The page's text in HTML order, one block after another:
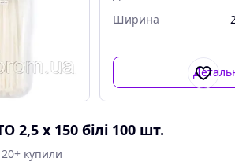
Ширина
2,5 х 150 білі 100 шт.
20+ купили